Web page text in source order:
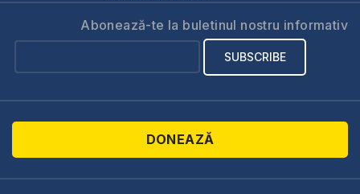
Abonează-te la buletinul nostru informativ
DONEAZĂ